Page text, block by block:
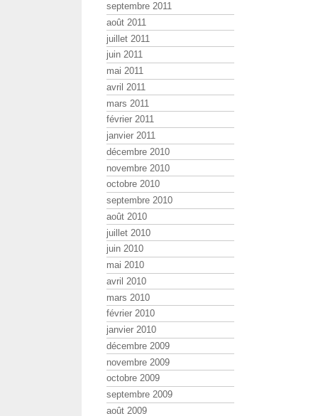
septembre 2011
août 2011
juillet 2011
juin 2011
mai 2011
avril 2011
mars 2011
février 2011
janvier 2011
décembre 2010
novembre 2010
octobre 2010
septembre 2010
août 2010
juillet 2010
juin 2010
mai 2010
avril 2010
mars 2010
février 2010
janvier 2010
décembre 2009
novembre 2009
octobre 2009
septembre 2009
août 2009